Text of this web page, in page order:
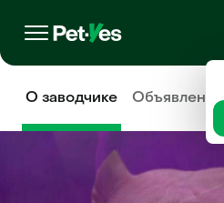
О заводчике Объявления